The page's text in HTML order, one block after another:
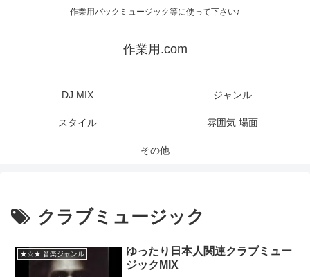
作業用バックミュージック等に使って下さい♪
作業用.com
DJ MIX ジャンル
スタイル 雰囲気 場面
その他
クラブミュージック
★☆★ 音楽ジャンル
ゆったり日本人関連クラブミュー
ジックMIX